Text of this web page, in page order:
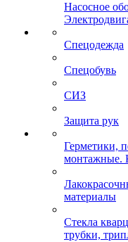
Насосное
Спецодежда
Спецобувь
СИЗ
Защита рук
Герметики,
монтажные.
материалы
Стекла
трубки,